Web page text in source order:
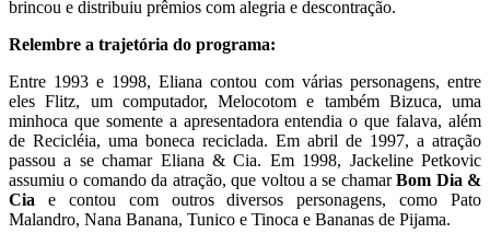
brincou e distribuiu prêmios com alegria e descontração.
Relembre a trajetória do programa:
Entre 1993 e 1998, Eliana contou com várias personagens, entre
eles Flitz, um computador, Melocotom e também Bizuca, uma
minhoca que somente a apresentadora entendia o que falava, além
de Recicléia, uma boneca reciclada. Em abril de 1997, a atração
passou a se chamar Eliana & Cia. Em 1998, Jackeline Petkovic
assumiu o comando da atração, que voltou a se chamarBom Dia &
Cia e contou com outros diversos personagens, como Pato
Malandro, Nana Banana, Tunico e Tinoca e Bananas de Pijama.